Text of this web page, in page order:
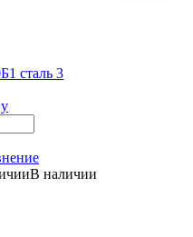
сталь 3
В наличии